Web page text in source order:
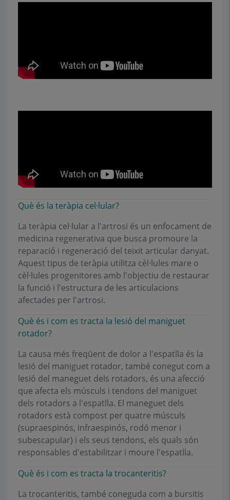
Què és la teràpia cel·lular?
La teràpia cel·lular a l'artrosi és un enfocament de
medicina regenerativa que busca promoure la
reparació i regeneració del teixit articular danyat.
Aquest tipus de teràpia utilitza cèl·lules mare o
cèl·lules progenitores amb l'objectiu de restaurar
la funció i l'estructura de les articulacions
afectades per l'artrosi.
Què és i com es tracta la lesió del maniguet
rotador?
La causa més freqüent de dolor a l'espatlla és la
lesió del maniguet rotador, també conegut com a
lesió del maneguet dels rotadors, és una afecció
que afecta els músculs i tendons del maniguet
dels rotadors a l'espatlla. El maneguet dels
rotadors està compost per quatre músculs
(supraespinós, infraespinós, rodó menor i
subescapular) i els seus tendons, els quals són
responsables d'estabilitzar i moure l'espatlla.
Què és i com es tracta la trocanteritis?
La trocanteritis, també coneguda com a bursitis